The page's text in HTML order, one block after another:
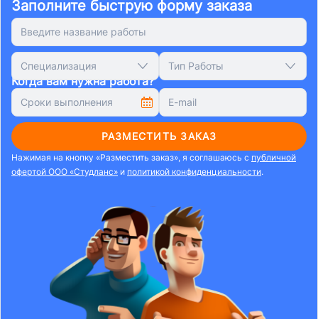
Заполните быструю форму заказа
Специализация Тип Работы
Когда вам нужна работа?
РАЗМЕСТИТЬ ЗАКАЗ
Нажимая на кнопку «Разместить заказ», я соглашаюсь с публичной
офертой ООО «Студланс» и политикой конфиденциальности.